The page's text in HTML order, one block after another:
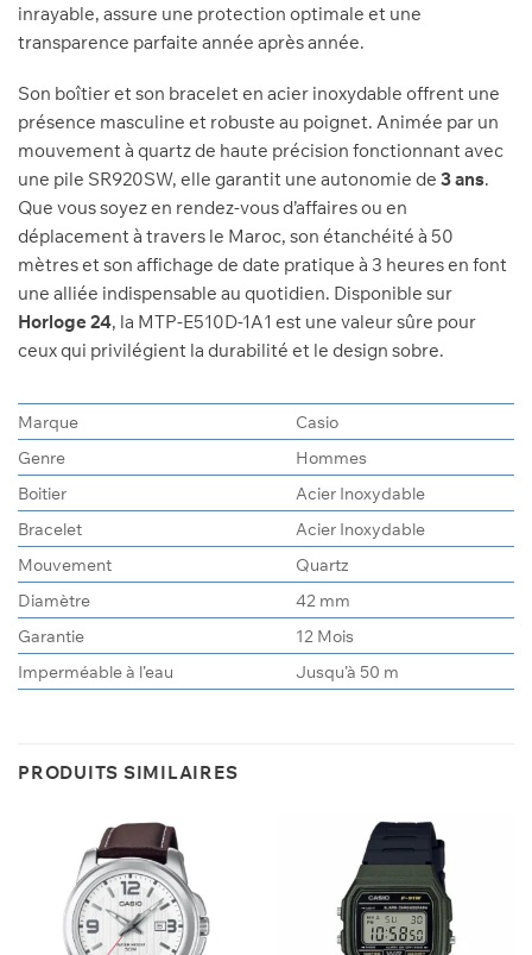
inrayable, assure une protection optimale et une
transparence parfaite année après année.
Son boîtier et son bracelet en acier inoxydable offrent une
présence masculine et robuste au poignet. Animée par un
mouvement à quartz de haute précision fonctionnant avec
une pile SR920SW, elle garantit une autonomie de 3 ans.
Que vous soyez en rendez-vous d’affaires ou en
déplacement à travers le Maroc, son étanchéité à 50
mètres et son affichage de date pratique à 3 heures en font
une alliée indispensable au quotidien. Disponible sur
Horloge 24, la MTP-E510D-1A1 est une valeur sûre pour
ceux qui privilégient la durabilité et le design sobre.
Marque
Casio
Genre
Hommes
Boitier
Acier Inoxydable
Bracelet
Acier Inoxydable
Mouvement
Quartz
Diamètre
42 mm
Garantie
12 Mois
Imperméable à l’eau
Jusqu’à 50 m
PRODUITS SIMILAIRES